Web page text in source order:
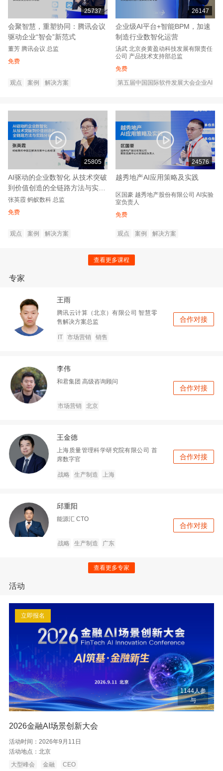
25737
会聚智慧，重塑协同：腾讯会议
驱动企业“智会”新范式
董芳 腾讯会议 总监
免费
观点 案例 解决方案
26147
企业级AI平台+智能BPM，加速
制造行业数智化运营
汤武 北京炎黄盈动科技发展有限责任
公司 产品技术支持部总监
免费
第五届中国国际软件发展大会企业AI
25805
AI驱动的企业数智化 从技术突破
到价值创造的全链路方法与实践
分享
张英霞 蚂蚁数科 总监
免费
观点 案例 解决方案
24576
越秀地产AI应用策略及实践
区国豪 越秀地产股份有限公司 AI实验
室负责人
免费
观点 案例 解决方案
查看更多课程
专家
王雨
腾讯云计算（北京）有限公司 智慧零
售解决方案总监
IT 市场营销 销售
合作对接
李伟
和君集团 高级咨询顾问
市场营销 北京
合作对接
王金德
上海质量管理科学研究院有限公司 首
席数字官
战略 生产制造 上海
合作对接
邱重阳
能源汇 CTO
战略 生产制造 广东
合作对接
查看更多专家
活动
立即报名
1144人参
与
2026金融AI场景创新大会
活动时间： 2026年9月11日
活动地点： 北京
大型峰会
金融 CEO